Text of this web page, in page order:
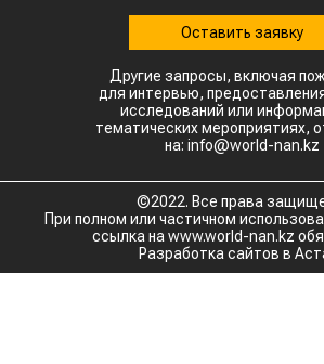
Оставить заявку
Другие запросы, включая
для интервью,
исследований или
тематических мероприятиях,
на: info@world-nan.kz
©2022. Все права
При полном или частичном
ссылка на www.world-nan.kz
Разработка сайтов в